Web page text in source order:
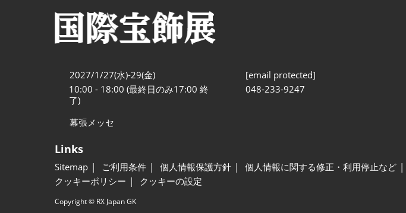
2027/1/27(水)-29(金)
10:00 - 18:00 (最終日のみ17:00 終
了)
幕張メッセ
[email protected]
048-233-9247
Links
Sitemap ご利用条件 個人情報保護方針 個人情報に関する修正・利用停止など
クッキーポリシー
クッキーの設定
Copyright © RX Japan GK